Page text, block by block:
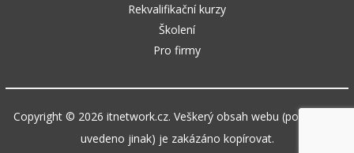
Rekvalifikační kurzy
Školení
Pro firmy
Copyright © 2026 itnetwork.cz. Veškerý obsah webu (pokud není
uvedeno jinak) je zakázáno kopírovat.